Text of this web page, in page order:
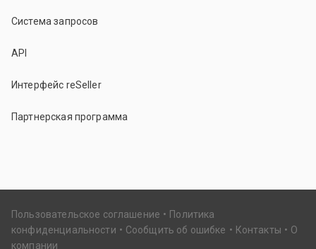
Система запросов
API
Интерфейс reSeller
Партнерская программа
Пользовательское соглашение
Политика
конфиденциальности
Сообщить об ошибке Контакты
О
компании